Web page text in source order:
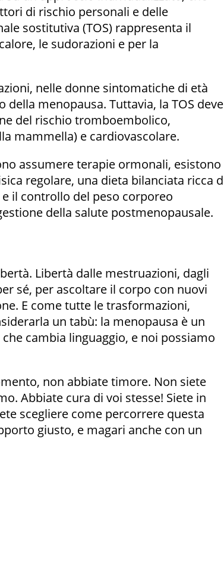
di rischio personali e delle
sostitutiva (TOS) rappresenta il
le sudorazioni e per la
nelle donne sintomatiche di età
della menopausa. Tuttavia, la TOS deve
del rischio tromboembolico,
mammella) e cardiovascolare.
assumere terapie ormonali, esistono
regolare, una dieta bilanciata ricca
il controllo del peso corporeo
della salute postmenopausale.
Libertà dalle mestruazioni, dagli
sé, per ascoltare il corpo con nuovi
E come tutte le trasformazioni,
un tabù: la menopausa è un
cambia linguaggio, e noi possiamo
non abbiate timore. Non siete
Abbiate cura di voi stesse! Siete in
scegliere come percorrere questa
giusto, e magari anche con un